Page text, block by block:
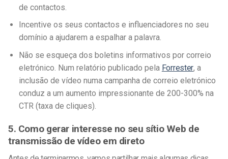
de contactos.
Incentive os seus contactos e influenciadores no seu
domínio a ajudarem a espalhar a palavra.
Não se esqueça dos boletins informativos por correio
eletrónico. Num relatório publicado pela Forrester, a
inclusão de vídeo numa campanha de correio eletrónico
conduz a um aumento impressionante de 200-300% na
CTR (taxa de cliques).
5. Como gerar interesse no seu sítio Web de
transmissão de vídeo em direto